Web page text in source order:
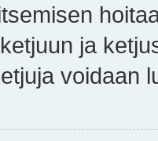
ja
voidaan